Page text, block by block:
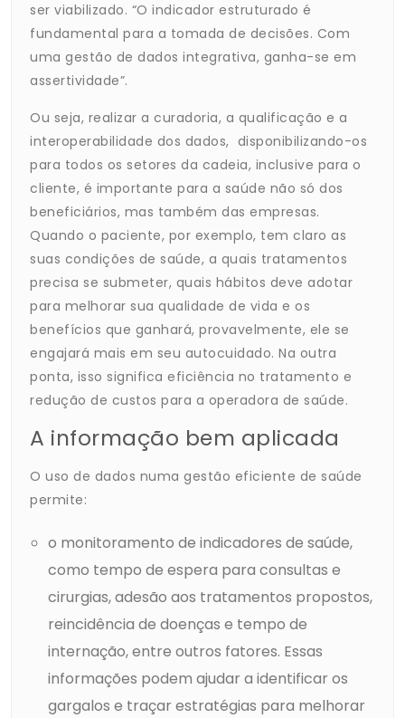
ser viabilizado. “O indicador estruturado é
fundamental para a tomada de decisões. Com
uma gestão de dados integrativa, ganha-se em
assertividade”.
Ou seja, realizar a curadoria, a qualificação e a
interoperabilidade dos dados, disponibilizando-os
para todos os setores da cadeia, inclusive para o
cliente, é importante para a saúde não só dos
beneficiários, mas também das empresas.
Quando o paciente, por exemplo, tem claro as
suas condições de saúde, a quais tratamentos
precisa se submeter, quais hábitos deve adotar
para melhorar sua qualidade de vida e os
benefícios que ganhará, provavelmente, ele se
engajará mais em seu autocuidado. Na outra
ponta, isso significa eficiência no tratamento e
redução de custos para a operadora de saúde.
A informação bem aplicada
O uso de dados numa gestão eficiente de saúde
permite:
o monitoramento de indicadores de saúde,
como tempo de espera para consultas e
cirurgias, adesão aos tratamentos propostos,
reincidência de doenças e tempo de
internação, entre outros fatores. Essas
informações podem ajudar a identificar os
gargalos e traçar estratégias para melhorar